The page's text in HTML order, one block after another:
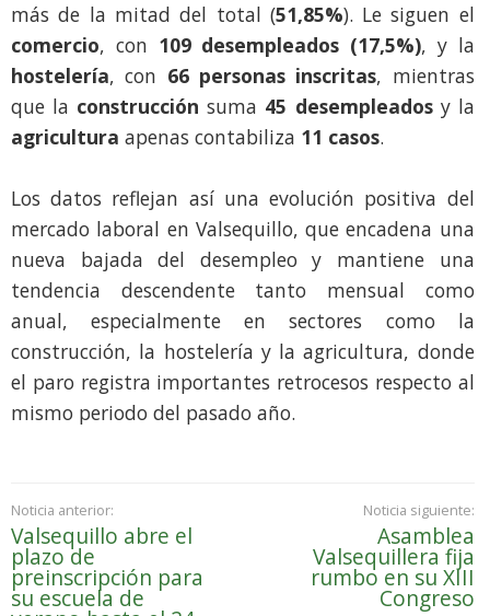
más de la mitad del total (51,85%). Le siguen el
comercio, con 109 desempleados (17,5%), y la
hostelería, con 66 personas inscritas, mientras
que la construcción suma 45 desempleadosy la
agricultura apenas contabiliza 11 casos.
Los datos reflejan así una evolución positiva del
mercado laboral en Valsequillo, que encadena una
nueva bajada del desempleo y mantiene una
tendencia descendente tanto mensual como
anual, especialmente en sectores como la
construcción, la hostelería y la agricultura, donde
el paro registra importantes retrocesos respecto al
mismo periodo del pasado año.
Noticia anterior:
Valsequillo abre el
plazo de
preinscripción para
su escuela de
Noticia siguiente:
Asamblea
Valsequillera fija
rumbo en su XIII
Congreso